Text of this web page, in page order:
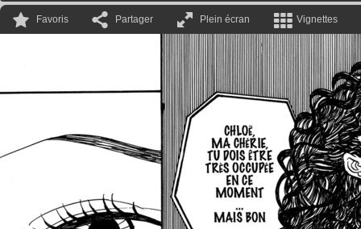
Favoris Partager Plein écran Vignettes